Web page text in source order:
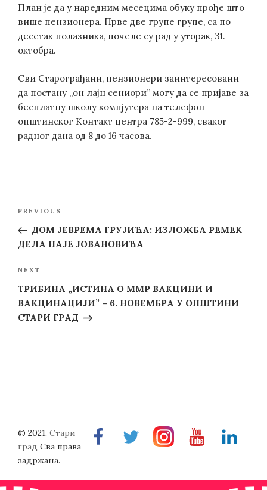
План је да у наредним месецима обуку прође што
више пензионера. Прве две групе групе, са по
десетак полазника, почеле су рад у уторак, 31.
октобра.
Сви Старограђани, пензионери заинтересовани
да постану „он лајн сениори” могу да се пријаве за
бесплатну школу компјутера на телефон
општинског Контакт центра 785-2-999, сваког
радног дана од 8 до 16 часова.
Previous
Post
PREVIOUS
ДОМ ЈЕВРЕМА ГРУЈИЋА: ИЗЛОЖБА РЕМЕК
ДЕЛА ПАЈЕ ЈОВАНОВИЋА
Next
Post
NEXT
ТРИБИНА „ИСТИНА О ММР ВАКЦИНИ И
ВАКЦИНАЦИЈИ” – 6. НОВЕМБРА У ОПШТИНИ
СТАРИ ГРАД
FacebookTwitterInstragramYoutubeLinkedin
© 2021. Стари
град Сва права
задржана.